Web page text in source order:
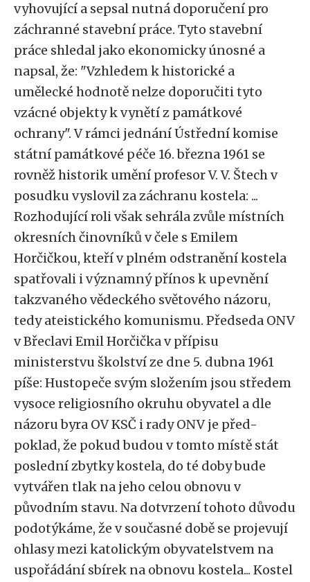
vyhovující a sepsal nutná doporučení pro
záchranné stavební práce. Tyto stavební
práce shledal jako ekonomicky únosné a
napsal, že: "Vzhledem k historické a
umělecké hodnotě nelze doporučiti tyto
vzácné objekty k vynětí z památkové
ochrany". V rámci jednání Ústřední komise
státní památkové péče 16. března 1961 se
rovněž historik umění profesor V. V. Štech v
posudku vyslovil za záchranu kostela: ...
Rozhodující roli však sehrála zvůle místních
okresních činovníků v čele s Emilem
Horčičkou, kteří v plném odstranění kostela
spatřovali i významný přínos k upevnění
takzvaného vědeckého světového názoru,
tedy ateistického komunismu. Předseda ONV
v Břeclavi Emil Horčička v přípisu
ministerstvu školství ze dne 5. dubna 1961
píše: Hustopeče svým složením jsou středem
vysoce religiosního okruhu obyvatel a dle
názoru byra OV KSČ i rady ONV je před-
poklad, že pokud budou v tomto místě stát
poslední zbytky kostela, do té doby bude
vytvářen tlak na jeho celou obnovu v
původním stavu. Na dotvrzení tohoto důvodu
podotýkáme, že v současné době se projevují
ohlasy mezi katolickým obyvatelstvem na
uspořádání sbírek na obnovu kostela... Kostel